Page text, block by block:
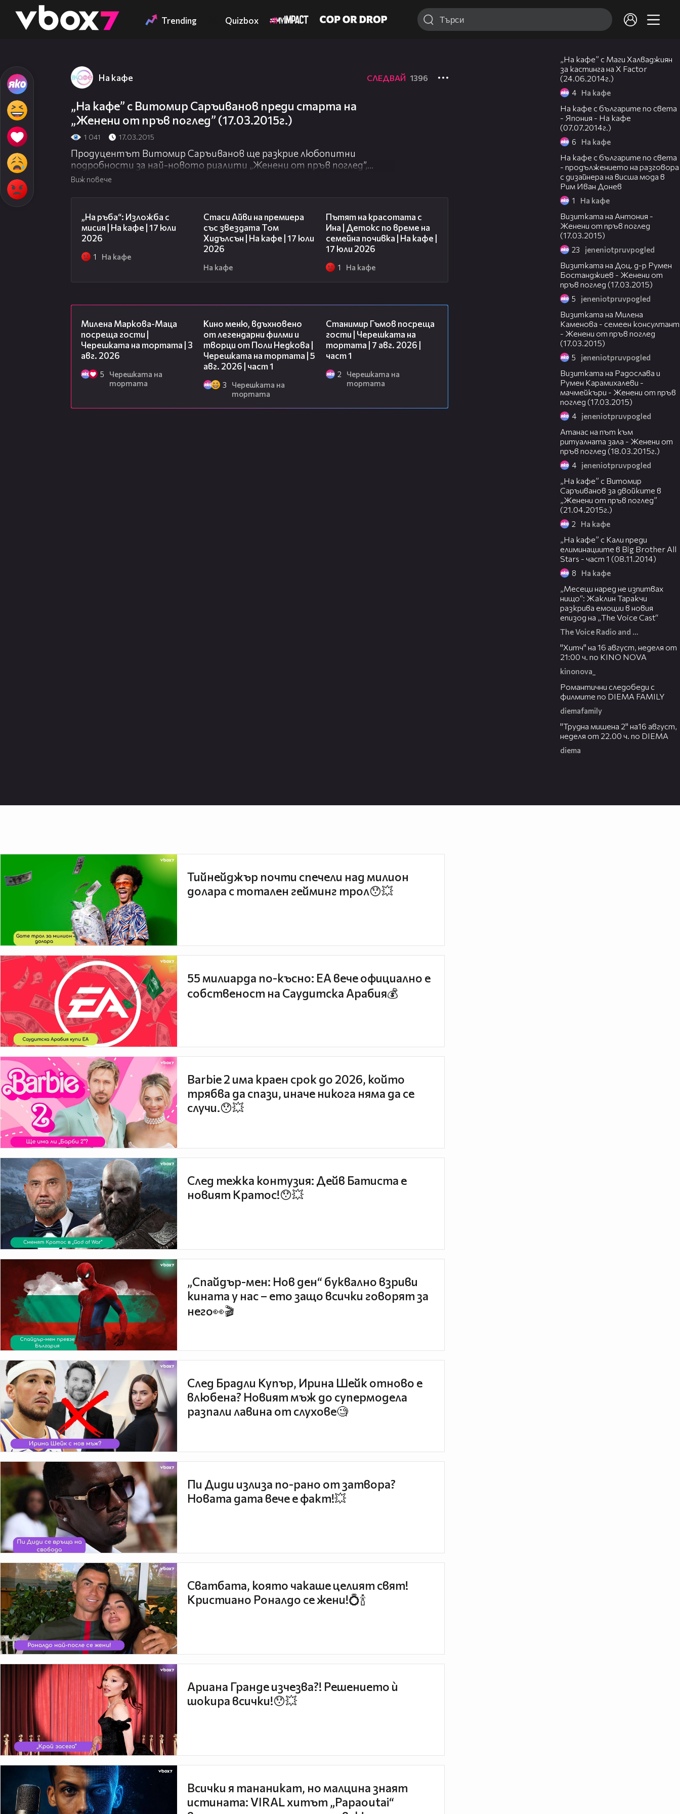
👾 Trending Quizbox
На кафе СЛЕДВАЙ 1396
„На кафе” с Витомир Саръиванов преди старта на
„Женени от пръв поглед” (17.03.2015г.)
1 041 17.03.2015
Продуцентът Витомир Саръиванов ще разкрие любопитни
подробности за най-новото риалити „Женени от пръв поглед”,
което стартира този вторник от 21.00 ч. по Нова.
Виж повече
„На ръба“: Изложба с
мисия | На кафе | 17 юли
2026
1 На кафе
Стаси Айви на премиера
със звездата Том
Хидълсън | На кафе | 17 юли
2026
На кафе
Пътят на красотата с
Ина | Детокс по време на
семейна почивка | На кафе |
17 юли 2026
1 На кафе
Милена Маркова-Маца
посреща гости |
Черешката на тортата | 3
авг. 2026
5
Черешката на
тортата
Кино меню, вдъхновено
от легендарни филми и
творци от Поли Недкова |
Черешката на тортата | 5
авг. 2026 | част 1
3
Черешката на
тортата
Станимир Гъмов посреща
гости | Черешката на
тортата | 7 авг. 2026 |
част 1
2
Черешката на
тортата
„На кафе” с Маги Халваджиян
за кастинга на X Factor
(24.06.2014г.)
4 На кафе
На кафе с българите по света
- Япония - На кафе
(07.07.2014г.)
6 На кафе
На кафе с българите по света
- продължението на разговора
с дизайнера на висша мода в
Рим Иван Донев
1 На кафе
Визитката на Антония -
Женени от пръв поглед
(17.03.2015)
23 jeneniotpruvpogled
Визитката на Доц. д-р Румен
Бостанджиев - Женени от
пръв поглед (17.03.2015)
5 jeneniotpruvpogled
Визитката на Милена
Каменова - семеен консултант
- Женени от пръв поглед
(17.03.2015)
5 jeneniotpruvpogled
Визитката на Радослава и
Румен Карамихалеви -
мачмейкъри - Женени от пръв
поглед (17.03.2015)
4 jeneniotpruvpogled
Атанас на път към
ритуалната зала - Женени от
пръв поглед (18.03.2015г.)
4 jeneniotpruvpogled
„На кафе” с Витомир
Саръиванов за двойките в
„Женени от пръв поглед”
(21.04.2015г.)
2 На кафе
„На кафе” с Кали преди
елиминациите в Big Brother All
Stars - част 1 (08.11.2014)
8 На кафе
„Месеци наред не изпитвах
нищо“: Жаклин Таракчи
разкрива емоции в новия
епизод на „The Voice Cast“
The Voice Radio and TV Bulgaria
"Хитч" на 16 август, неделя от
21:00 ч. по KINO NOVA
kinonova_
Романтични следобеди с
филмите по DIEMA FAMILY
diemafamily
"Трудна мишена 2" на16 август,
неделя от 22.00 ч. по DIEMA
diema
Тийнейджър почти спечели над милион
долара с тотален гейминг трол😯💥
55 милиарда по-късно: EA вече официално е
собственост на Саудитска Арабия💰
Barbie 2 има краен срок до 2026, който
трябва да спази, иначе никога няма да се
случи.😯💥
След тежка контузия: Дейв Батиста е
новият Кратос!😯💥
„Спайдър-мен: Нов ден“ буквално взриви
кината у нас – ето защо всички говорят за
него👀🎬
След Брадли Купър, Ирина Шейк отново е
влюбена? Новият мъж до супермодела
разпали лавина от слухове🧐
Пи Диди излиза по-рано от затвора?
Новата дата вече е факт!💥
Сватбата, която чакаше целият свят!
Кристиано Роналдо се жени!💍🍾
Ариана Гранде изчезва?! Решението ѝ
шокира всички!😯💥
Всички я тананикат, но малцина знаят
истината: VIRAL хитът „Papaoutai“